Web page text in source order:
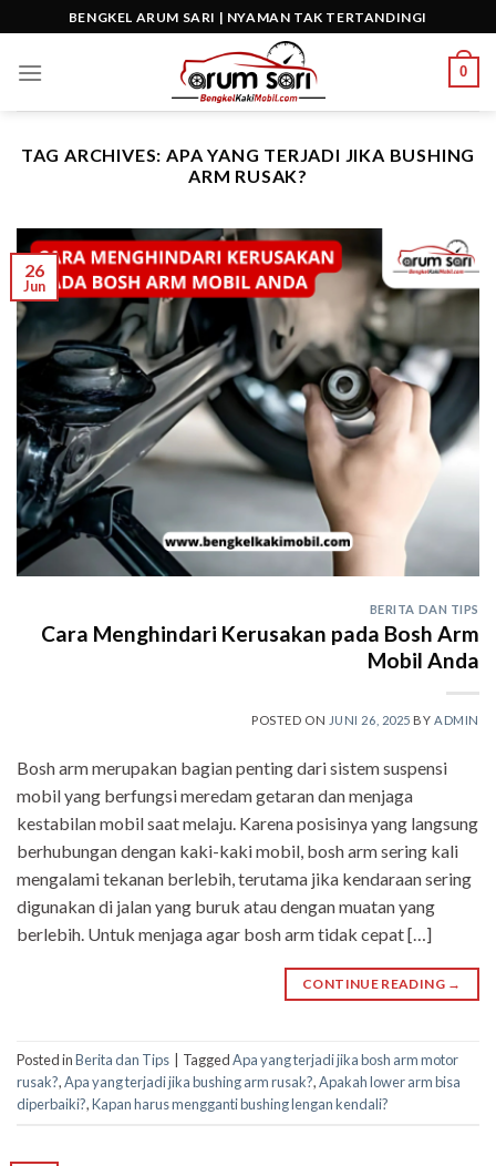
to
content
BENGKEL ARUM SARI | NYAMAN TAK TERTANDINGI
0
TAG ARCHIVES: APA YANG TERJADI JIKA BUSHING
ARM RUSAK?
26
Jun
BERITA DAN TIPS
Cara Menghindari Kerusakan pada Bosh Arm
Mobil Anda
POSTED ON JUNI 26, 2025 BYADMIN
Bosh arm merupakan bagian penting dari sistem suspensi
mobil yang berfungsi meredam getaran dan menjaga
kestabilan mobil saat melaju. Karena posisinya yang langsung
berhubungan dengan kaki-kaki mobil, bosh arm sering kali
mengalami tekanan berlebih, terutama jika kendaraan sering
digunakan di jalan yang buruk atau dengan muatan yang
berlebih. Untuk menjaga agar bosh arm tidak cepat […]
CONTINUE READING →
Posted inBerita dan Tips TaggedApa yang terjadi jika bosh arm motor
rusak?,Apa yang terjadi jika bushing arm rusak?,Apakah lower arm bisa
diperbaiki?,Kapan harus mengganti bushing lengan kendali?